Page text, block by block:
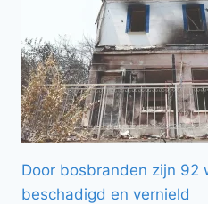
Door bosbranden zijn 92
beschadigd en vernield